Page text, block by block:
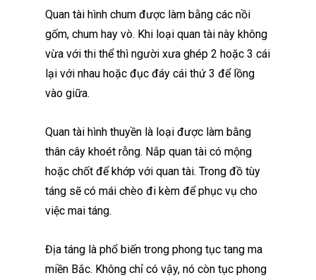
Quan tài hình chum được làm bằng các nồi
gốm, chum hay vò. Khi loại quan tài này không
vừa với thi thể thì người xưa ghép 2 hoặc 3 cái
lại với nhau hoặc đục đáy cái thứ 3 để lồng
vào giữa.
Quan tài hình thuyền là loại được làm bằng
thân cây khoét rỗng. Nắp quan tài có mộng
hoặc chốt để khớp với quan tài. Trong đồ tùy
táng sẽ có mái chèo đi kèm để phục vụ cho
việc mai táng.
Địa táng là phổ biến trong phong tục tang ma
miền Bắc. Không chỉ có vậy, nó còn tục phong